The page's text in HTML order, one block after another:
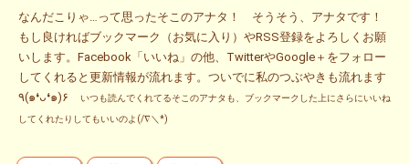
なんだこりゃ…って思ったそこのアナタ！ そうそう、アナタです！
もし良ければブックマーク（お気に入り）やRSS登録をよろしくお願
いします。Facebook「いいね」の他、TwitterやGoogle＋をフォロー
してくれると更新情報が流れます。ついでに私のつぶやきも流れます
٩(๑❛ᴗ❛๑)۶
いつも読んでくれてるそこのアナタも、ブックマークした上にさらにいいね
してくれたりしてもいいのよ(/∇＼*)